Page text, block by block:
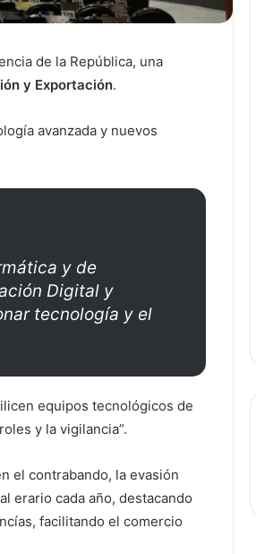
de la República, una
y Exportación.
avanzada y nuevos
y de
Digital y
tecnología y el
equipos tecnológicos de
y la vigilancia”.
el contrabando, la evasión
erario cada año, destacando
facilitando el comercio